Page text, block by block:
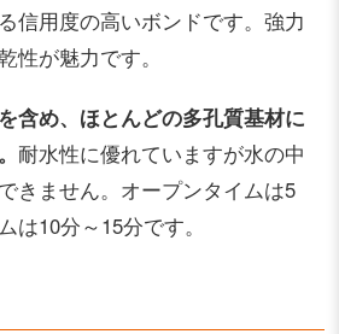
信用度の高いボンドです。強力
性が魅力です。
含め、ほとんどの多孔質基材に
耐水性に優れていますが水の中
きません。オープンタイムは5
は10分～15分です。